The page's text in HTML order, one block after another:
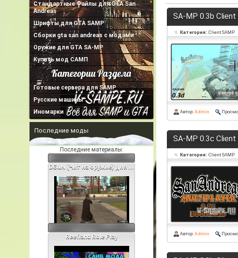
Стандартные Файлы для GTA San
Andreas
Шрифты для GTA SAMP
Сборки gta san andreas с модами
Оружие для GTA SA-MP
Купить мод САМП
Готовые сервера для SAMP
Русские машины
Иномарки
Последние моды
Последние материалы:
DGUN (Чит на оружие) для ...
Reefland Role Play
SA-MP 0.3b Client
Категория: Client SAMP
Автор:Admin
SA-MP 0.3c Client
Категория: Client SAMP
Автор:Admin